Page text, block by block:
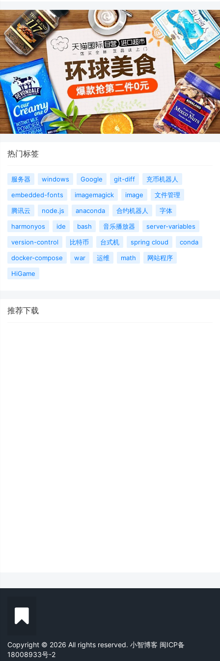
热门标签
服务器 windows Google git-diff
充币机器人
embedded-fonts
imagemagick image
文件管理
腾讯云
node.js anaconda 合约机器人
字体
harmonyos
ide bash 音乐播放器
server-variables
version-control
比特币 台式机 spring cloud
conda
docker-compose
war 运维 math
网站程序
HiGame
推荐下载
Copyright © 2026 All rights reserved. 小智博客 闽ICP备
18008933号-2